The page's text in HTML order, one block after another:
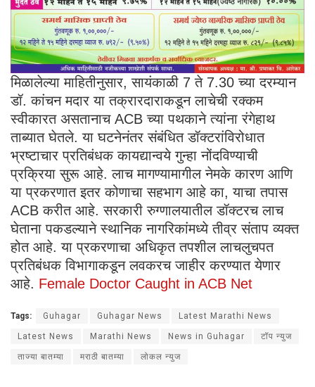
मिळालेल्या माहितीनुसार, सायंकाळी 7 ते 7.30 च्या दरम्यान
डॉ. कांचन मदार या तक्रारदाराकडून लाचेची रक्कम
स्वीकारत असतानाच ACB च्या पथकाने त्यांना रंगेहाथ
ताब्यात घेतले. या घटनेनंतर संबंधित डॉक्टरांविरोधात
भ्रष्टाचार प्रतिबंधक कायद्यान्वये गुन्हा नोंदविण्याची
प्रक्रिया सुरू आहे. लाच मागण्यामागील नेमके कारण आणि
या प्रकरणात इतर कोणाचा सहभाग आहे का, याचा तपास
ACB करीत आहे. सरकारी रुग्णालयातील डॉक्टरच लाच
घेताना पकडल्याने स्थानिक नागरिकांमध्ये तीव्र संताप व्यक्त
होत आहे. या प्रकरणाचा अधिकृत तपशील लाचलुचपत
प्रतिबंधक विभागाकडून लवकरच जाहीर करण्यात येणार
आहे. Female Doctor Caught in ACB Net
Tags: Guhagar Guhagar News Latest Marathi News
Latest News Marathi News News in Guhagar टॉप न्युज
ताज्या बातम्या मराठी बातम्या लोकल न्युज